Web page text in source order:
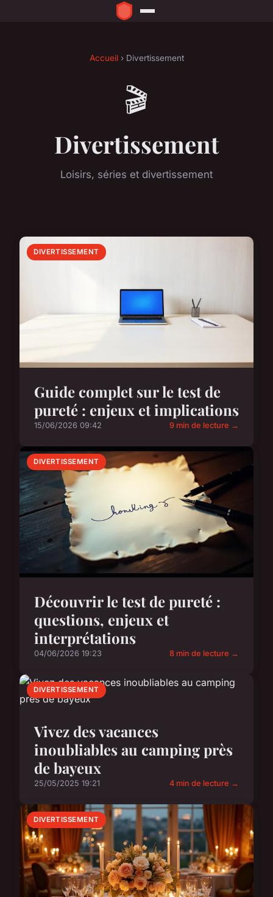
Accueil› Divertissement
🎬
Divertissement
Loisirs, séries et divertissement
DIVERTISSEMENT
Guide complet sur le test de
pureté : enjeux et implications
15/06/2026 09:42 9 min de lecture →
DIVERTISSEMENT
Découvrir le test de pureté :
questions, enjeux et
interprétations
04/06/2026 19:23 8 min de lecture →
DIVERTISSEMENT
Vivez des vacances
inoubliables au camping près
de bayeux
25/05/2025 19:21 4 min de lecture →
DIVERTISSEMENT